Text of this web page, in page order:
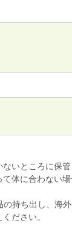
いところに保管
体に合わない
の持ち出し、海
ださい。